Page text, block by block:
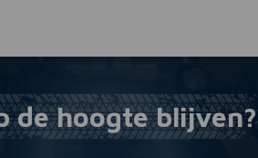
de hoogte blijven?